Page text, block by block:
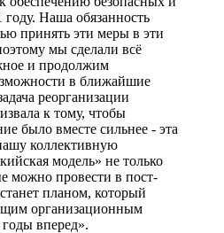
Наша обязанность
принять эти меры в эти
мы сделали всё
и продолжим
в ближайшие
реорганизации
к тому, чтобы
было вместе сильнее - эта
коллективную
модель» не только
можно провести в пост-
планом, который
организационным
вперед».